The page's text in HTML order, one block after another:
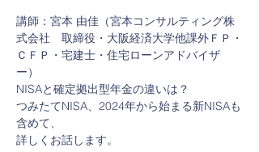
講師：宮本 由佳（宮本コンサルティング株
式会社　取締役・大阪経済大学他課外ＦＰ・
ＣＦＰ・宅建士・住宅ローンアドバイザ
ー）
NISAと確定拠出型年金の違いは？
つみたてNISA、2024年から始まる新NISAも
含めて、
詳しくお話します。